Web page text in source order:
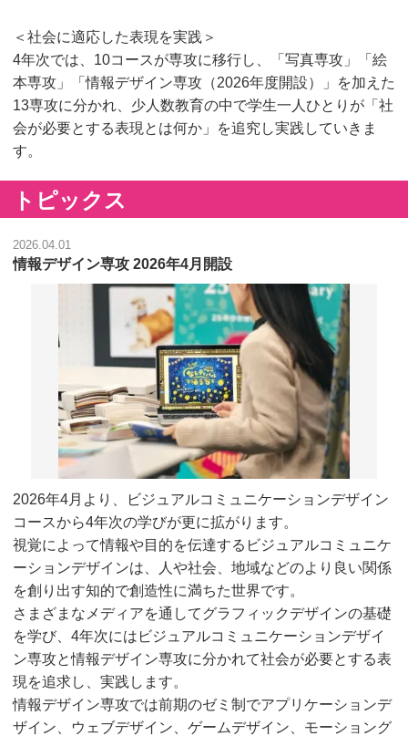
＜社会に適応した表現を実践＞
4年次では、10コースが専攻に移行し、「写真専攻」「絵
本専攻」「情報デザイン専攻（2026年度開設）」を加えた
13専攻に分かれ、少人数教育の中で学生一人ひとりが「社
会が必要とする表現とは何か」を追究し実践していきま
す。
トピックス
2026.04.01
情報デザイン専攻 2026年4月開設
2026年4月より、ビジュアルコミュニケーションデザイン
コースから4年次の学びが更に拡がります。
視覚によって情報や目的を伝達するビジュアルコミュニケ
ーションデザインは、人や社会、地域などのより良い関係
を創り出す知的で創造性に満ちた世界です。
さまざまなメディアを通してグラフィックデザインの基礎
を学び、4年次にはビジュアルコミュニケーションデザイ
ン専攻と情報デザイン専攻に分かれて社会が必要とする表
現を追求し、実践します。
情報デザイン専攻では前期のゼミ制でアプリケーションデ
ザイン、ウェブデザイン、ゲームデザイン、モーショング